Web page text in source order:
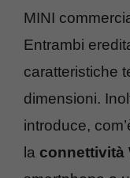
MINI
Entrambi
caratteristiche
dimensioni.
introduce,
la connettività